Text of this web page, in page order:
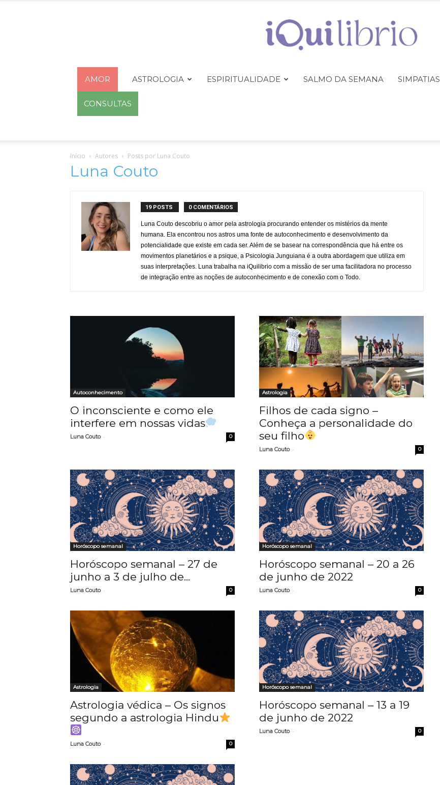
iQuilibrio
AMOR ASTROLOGIA ESPIRITUALIDADE SALMO DA SEMANA SIMPATIAS
CONSULTAS
Início Autores Posts por Luna Couto
Luna Couto
19 POSTS 0 COMENTÁRIOS
Luna Couto descobriu o amor pela astrologia procurando entender os mistérios da mente
humana. Ela encontrou nos astros uma fonte de autoconhecimento e desenvolvimento da
potencialidade que existe em cada ser. Além de se basear na correspondência que há entre os
movimentos planetários e a psique, a Psicologia Junguiana é a outra abordagem que utiliza em
suas interpretações. Luna trabalha na iQuilibrio com a missão de ser uma facilitadora no processo
de integração entre as noções de autoconhecimento e de conexão com o Todo.
Autoconhecimento
O inconsciente e como ele
interfere em nossas vidas
Luna Couto - 0
Astrologia
Filhos de cada signo –
Conheça a personalidade do
seu filho
Luna Couto - 0
Horóscopo semanal
Horóscopo semanal – 27 de
junho a 3 de julho de...
Luna Couto - 0
Horóscopo semanal
Horóscopo semanal – 20 a 26
de junho de 2022
Luna Couto - 0
Astrologia
Astrologia védica – Os signos
segundo a astrologia Hindu
Luna Couto - 0
Horóscopo semanal
Horóscopo semanal – 13 a 19
de junho de 2022
Luna Couto - 0